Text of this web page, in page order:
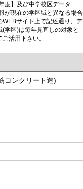
度】及び中学校区データ
が現在の学区域と異なる場合
サイト上で記述通り、デ
学区)は毎年見直しの対象と
活用下さい。
コンクリート造)